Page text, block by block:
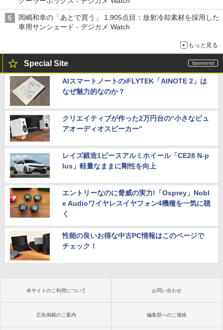
岡嶋和幸の「あとで買う」 1,905点目：放射冷却素材を採用した
車用サンシェード - デジカメ Watch
もっと見る
Special Site
AIスマートノートのiFLYTEK「AINOTE 2」は
なぜ魅力的なのか？
クリエイティブが作った2万円台の“小さなピュ
アオーディオスピーカー”
レイズ鍛造1ピースアルミホイール「CE28 N-p
lus」軽量なままに剛性を向上
エントリーなのに脅威の実力!「Osprey」Nobl
e Audioワイヤレスイヤフォン4機種を一気に聴
く
性能の良いお得な中古PC情報はこのページで
チェック！
本サイトのご利用について お問い合わせ
広告掲載のご案内 編集部へのご連絡